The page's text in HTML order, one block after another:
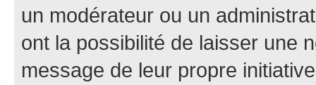
un modérateur ou un
ont la possibilité de laisser une
message de leur propre